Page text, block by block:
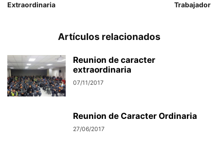
Extraordinaria
Trabajador
Artículos relacionados
Reunion de caracter
extraordinaria
07/11/2017
Reunion de Caracter Ordinaria
27/06/2017